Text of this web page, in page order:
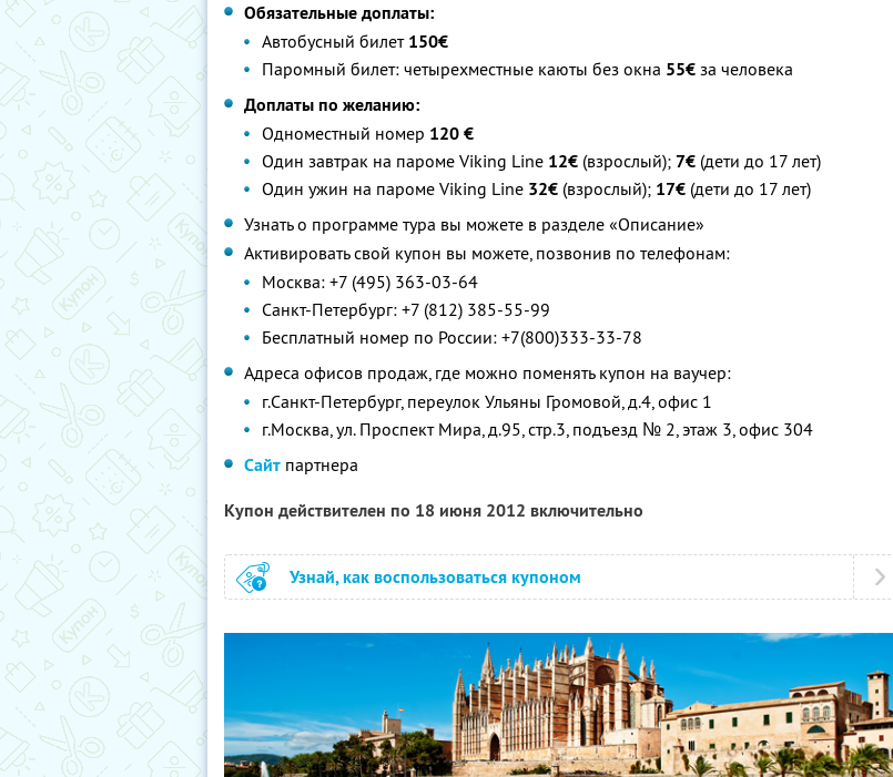
Обязательные доплаты:
Автобусный билет 150€
Паромный билет: четырехместные каюты без окна 55€ за человека
Доплаты по желанию:
Одноместный номер 120 €
Один завтрак на пароме Viking Line 12€ (взрослый); 7€ (дети до 17 лет)
Один ужин на пароме Viking Line 32€ (взрослый); 17€ (дети до 17 лет)
Узнать о программе тура вы можете в разделе «Описание»
Активировать свой купон вы можете, позвонив по телефонам:
Москва: +7 (495) 363-03-64
Санкт-Петербург: +7 (812) 385-55-99
Бесплатный номер по России: +7(800)333-33-78
Адреса офисов продаж, где можно поменять купон на ваучер:
г.Санкт-Петербург, переулок Ульяны Громовой, д.4, офис 1
г.Москва, ул. Проспект Мира, д.95, стр.3, подъезд № 2, этаж 3, офис 304
Сайт партнера
Купон действителен по 18 июня 2012 включительно
Узнай, как воспользоваться купоном